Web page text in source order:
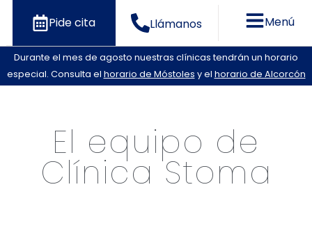
Llámanos
Pide cita Menú
Durante el mes de agosto nuestras clínicas tendrán un horario
especial. Consulta el horario de Móstoles y el horario de Alcorcón
El equipo de
Clínica Stoma